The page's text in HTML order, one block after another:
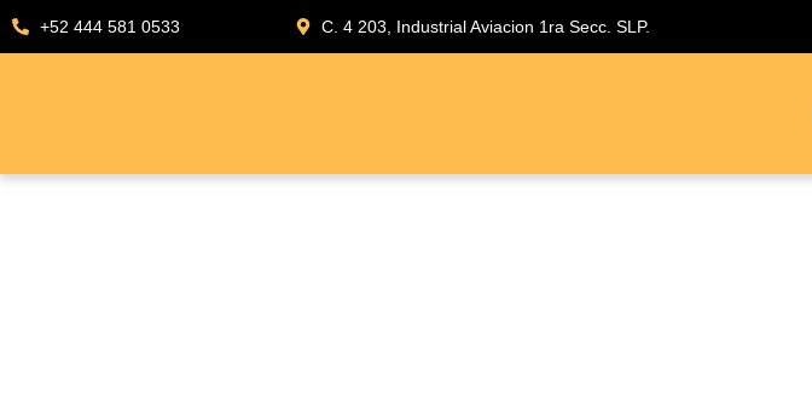
+52 444 581 0533 C. 4 203, Industrial Aviacion 1ra Secc. SLP.